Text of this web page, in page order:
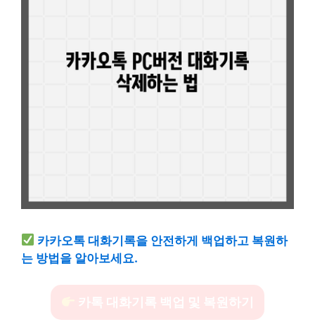
카카오톡 대화기록을 안전하게 백업하고 복원하
는 방법을 알아보세요.
카톡 대화기록 백업 및 복원하기